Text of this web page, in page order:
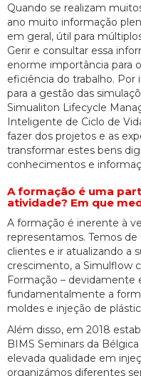
Quando se realizam
ano muito informação
em geral, útil para
Gerir e consultar essa
enorme importância para
eficiência do trabalho. Por
para a gestão das
Simualiton Lifecycle
Inteligente de Ciclo de
fazer dos projetos e as
transformar estes bens
conhecimentos e
A formação é uma
atividade? Em que
A formação é inerente à
representamos. Temos
clientes e ir atualizando a
crescimento, a Simulflow
Formação – devidamente
fundamentalmente a
moldes e injeção de
Além disso, em 2018
BIMS Seminars da
elevada qualidade em
organizámos diferentes